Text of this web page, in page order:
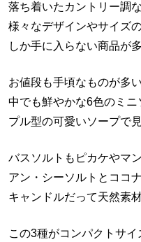
落ち着いたカントリー調
様々なデザインやサイズ
しか手に入らない商品が
お値段も手頃なものが多
中でも鮮やかな6色のミ
プル型の可愛いソープで
バスソルトもピカケやマ
アン・シーソルトとココ
キャンドルだって天然素
この3種がコンパクトサ